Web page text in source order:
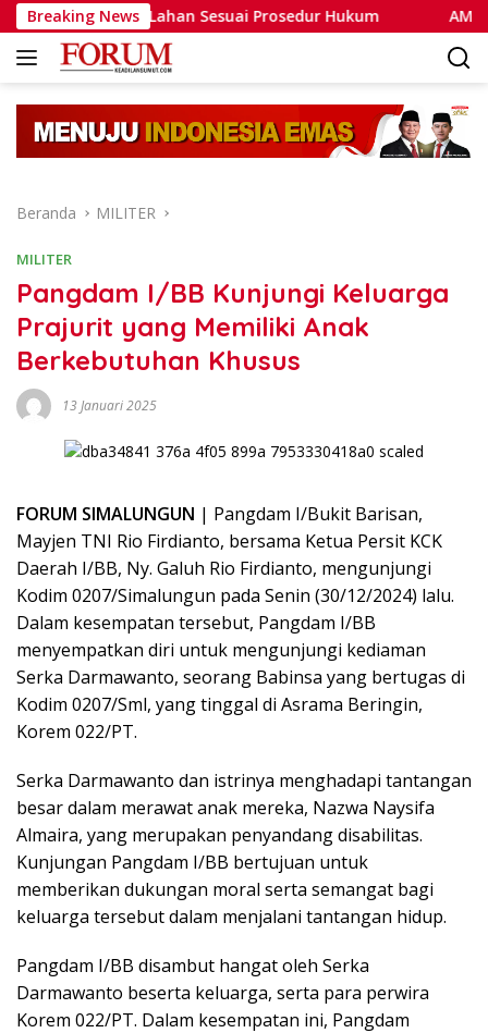
Langsung
ke
konten
Breaking News
Lahan Sesuai Prosedur Hukum AMPP Desak
Beranda MILITER
MILITER
Pangdam I/BB Kunjungi Keluarga
Prajurit yang Memiliki Anak
Berkebutuhan Khusus
13 Januari 2025
FORUM SIMALUNGUN | Pangdam I/Bukit Barisan,
Mayjen TNI Rio Firdianto, bersama Ketua Persit KCK
Daerah I/BB, Ny. Galuh Rio Firdianto, mengunjungi
Kodim 0207/Simalungun pada Senin (30/12/2024) lalu.
Dalam kesempatan tersebut, Pangdam I/BB
menyempatkan diri untuk mengunjungi kediaman
Serka Darmawanto, seorang Babinsa yang bertugas di
Kodim 0207/Sml, yang tinggal di Asrama Beringin,
Korem 022/PT.
Serka Darmawanto dan istrinya menghadapi tantangan
besar dalam merawat anak mereka, Nazwa Naysifa
Almaira, yang merupakan penyandang disabilitas.
Kunjungan Pangdam I/BB bertujuan untuk
memberikan dukungan moral serta semangat bagi
keluarga tersebut dalam menjalani tantangan hidup.
Pangdam I/BB disambut hangat oleh Serka
Darmawanto beserta keluarga, serta para perwira
Korem 022/PT. Dalam kesempatan ini, Pangdam